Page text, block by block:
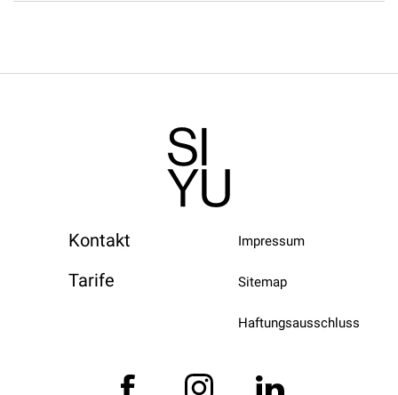
Kontakt
Tarife
Impressum
Sitemap
Haftungsausschluss